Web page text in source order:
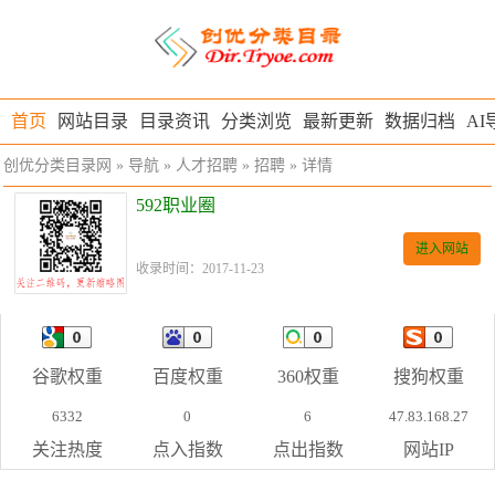
首页 网站目录 目录资讯 分类浏览 最新更新 数据归档 AI
创优分类目录网 » 导航 » 人才招聘 » 招聘 » 详情
592职业圈
收录时间：2017-11-23
进入网站
谷歌权重 百度权重 360权重 搜狗权重
6332
关注热度
0
点入指数
6
点出指数
47.83.168.27
网站IP